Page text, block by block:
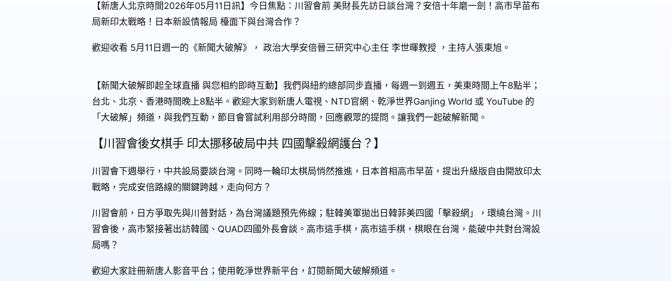
【新唐人北京時間2026年05月11日訊】今日焦點：川習會前 美財長先訪日談台灣？安倍十年磨一劍！高市早苗布
局新印太戰略！日本新設情報局 檯面下與台灣合作？
歡迎收看 5月11日週一的《新聞大破解》， 政治大學安倍晉三研究中心主任 李世暉教授 ，主持人張東旭。
【新聞大破解即起全球直播 與您相約即時互動】我們與紐約總部同步直播，每週一到週五，美東時間上午8點半；
台北、北京、香港時間晚上8點半。歡迎大家到新唐人電視、NTD官網、乾淨世界Ganjing World 或 YouTube 的
「大破解」頻道，與我們互動，節目會嘗試利用部分時間，回應觀眾的提問。讓我們一起破解新聞。
【川習會後女棋手 印太挪移破局中共 四國擊殺網護台？】
川習會下週舉行，中共設局要談台灣。同時一輪印太棋局悄然推進，日本首相高市早苗，提出升級版自由開放印太
戰略，完成安倍路線的關鍵跨越，走向何方？
川習會前，日方爭取先與川普對話，為台灣議題預先佈線；駐韓美軍拋出日韓菲美四國「擊殺網」，環繞台灣。川
習會後，高市緊接著出訪韓國、QUAD四國外長會談。高市這手棋，高市這手棋，棋眼在台灣，能破中共對台灣設
局嗎？
歡迎大家註冊新唐人影音平台；使用乾淨世界新平台，訂閱新聞大破解頻道。